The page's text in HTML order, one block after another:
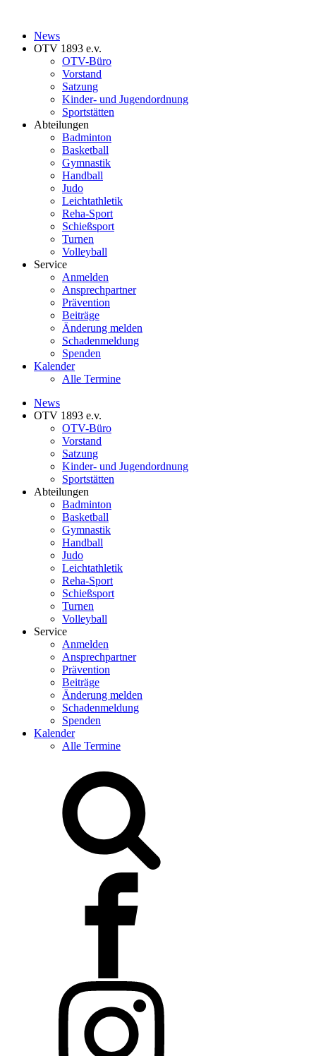
News
OTV 1893 e.v.
OTV-Büro
Vorstand
Satzung
Kinder- und Jugendordnung
Sportstätten
Abteilungen
Badminton
Basketball
Gymnastik
Handball
Judo
Leichtathletik
Reha-Sport
Schießsport
Turnen
Volleyball
Service
Anmelden
Ansprechpartner
Prävention
Beiträge
Änderung melden
Schadenmeldung
Spenden
Kalender
Alle Termine
News
OTV 1893 e.v.
OTV-Büro
Vorstand
Satzung
Kinder- und Jugendordnung
Sportstätten
Abteilungen
Badminton
Basketball
Gymnastik
Handball
Judo
Leichtathletik
Reha-Sport
Schießsport
Turnen
Volleyball
Service
Anmelden
Ansprechpartner
Prävention
Beiträge
Änderung melden
Schadenmeldung
Spenden
Kalender
Alle Termine